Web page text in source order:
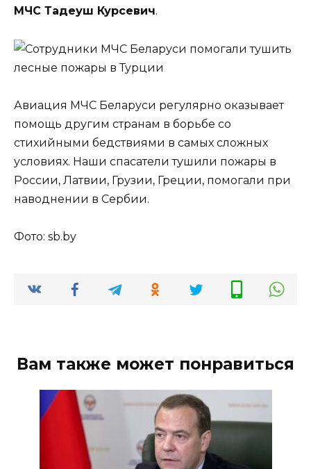
МЧС Тадеуш Курсевич.
Авиация МЧС Беларуси регулярно оказывает
помощь другим странам в борьбе со
стихийными бедствиями в самых сложных
условиях. Наши спасатели тушили пожары в
России, Латвии, Грузии, Греции, помогали при
наводнении в Сербии.
Фото: sb.by
Вам также может понравиться